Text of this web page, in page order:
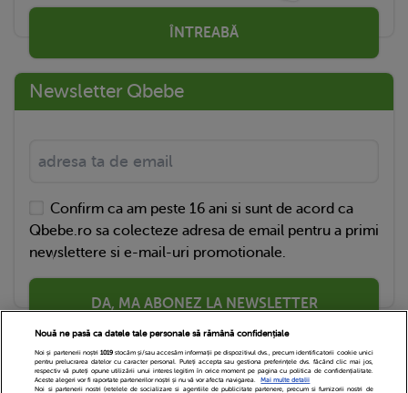
ÎNTREABĂ
Newsletter Qbebe
Confirm ca am peste 16 ani si sunt de acord ca
Qbebe.ro sa colecteze adresa de email pentru a primi
newslettere si e-mail-uri promotionale.
DA, MA ABONEZ LA NEWSLETTER
Nouă ne pasă ca datele tale personale să rămână confidențiale
Noi și partenerii noștri 1019stocăm și/sau accesăm informații pe dispozitivul dvs., precum identificatorii cookie unici
pentru prelucrarea datelor cu caracter personal. Puteți accepta sau gestiona preferințele dvs. făcând clic mai jos,
respectiv vă puteți opune utilizării unui interes legitim în orice moment pe pagina cu politica de confidențialitate.
Aceste alegeri vor fi raportate partenerilor noștri și nu vă vor afecta navigarea.
Mai multe detalii
Noi si partenerii nostri (retelele de socializare si agentiile de publicitate partenere, precum si furnizorii nostri de